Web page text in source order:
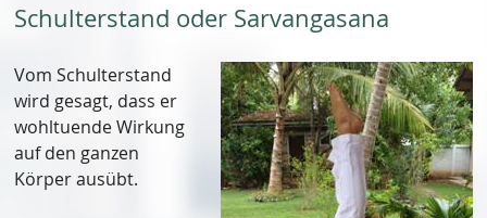
Schulterstand oder Sarvangasana
Vom Schulterstand
wird gesagt, dass er
wohltuende Wirkung
auf den ganzen
Körper ausübt.